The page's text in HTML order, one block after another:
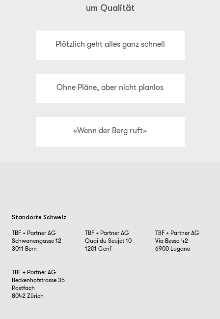
um Qualität
Plötzlich geht alles ganz schnell
Ohne Pläne, aber nicht planlos
«Wenn der Berg ruft»
Standorte Schweiz
TBF + Partner AG
Schwanengasse 12
3011 Bern
TBF + Partner AG
Quai du Seujet 10
1201 Genf
TBF + Partner AG
Via Besso 42
6900 Lugano
TBF + Partner AG
Beckenhofstrasse 35
Postfach
8042 Zürich